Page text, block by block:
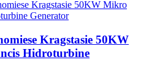
Kragstasie 50KW
Hidroturbine